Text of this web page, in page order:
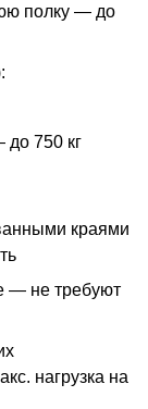
полку — до
до 750 кг
краями
— не требуют
нагрузка на